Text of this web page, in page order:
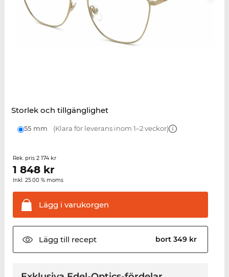
Storlek och tillgänglighet
55 mm (Klara för leverans inom 1–2 veckor)
Rek. pris 2 174 kr
1 848kr
Inkl. 25.00 % moms
Lägg i varukorgen
Lägg till recept bort 349 kr